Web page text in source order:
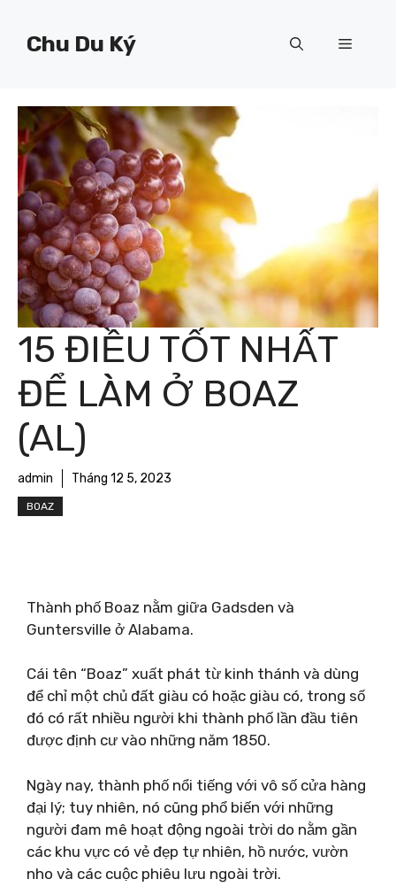
Chu Du Ký Menu
15 ĐIỀU TỐT NHẤT
ĐỂ LÀM Ở BOAZ
(AL)
admin Tháng 12 5, 2023
BOAZ
Thành phố Boaz nằm giữa Gadsden và
Guntersville ở Alabama.
Cái tên “Boaz” xuất phát từ kinh thánh và dùng
để chỉ một chủ đất giàu có hoặc giàu có, trong số
đó có rất nhiều người khi thành phố lần đầu tiên
được định cư vào những năm 1850.
Ngày nay, thành phố nổi tiếng với vô số cửa hàng
đại lý; tuy nhiên, nó cũng phổ biến với những
người đam mê hoạt động ngoài trời do nằm gần
các khu vực có vẻ đẹp tự nhiên, hồ nước, vườn
nho và các cuộc phiêu lưu ngoài trời.